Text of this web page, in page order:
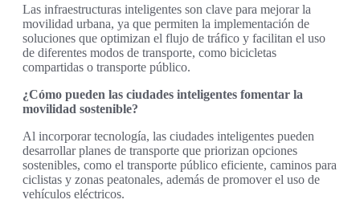
Las infraestructuras inteligentes son clave para mejorar la
movilidad urbana, ya que permiten la implementación de
soluciones que optimizan el flujo de tráfico y facilitan el uso
de diferentes modos de transporte, como bicicletas
compartidas o transporte público.
¿Cómo pueden las ciudades inteligentes fomentar la
movilidad sostenible?
Al incorporar tecnología, las ciudades inteligentes pueden
desarrollar planes de transporte que priorizan opciones
sostenibles, como el transporte público eficiente, caminos para
ciclistas y zonas peatonales, además de promover el uso de
vehículos eléctricos.